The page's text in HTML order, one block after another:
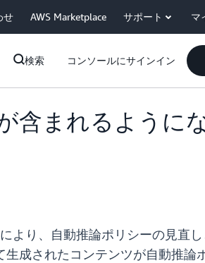
せ AWS Marketplace サポート マ
検索 コンソールにサインイン
含まれるように
より、自動推論ポリシーの見直
成されたコンテンツが自動推論